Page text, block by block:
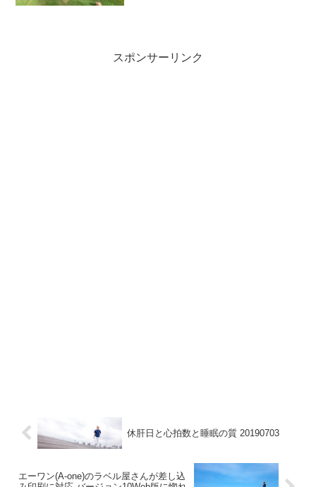
スポンサーリンク
休肝日と心拍数と睡眠の質 20190703
エーワン(A-one)のラベル屋さんが差し込